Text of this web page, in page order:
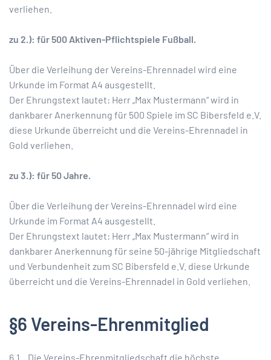
verliehen.
zu 2.): für 500 Aktiven-Pflichtspiele Fußball.
Über die Verleihung der Vereins-Ehrennadel wird eine
Urkunde im Format A4 ausgestellt.
Der Ehrungstext lautet: Herr „Max Mustermann“ wird in
dankbarer Anerkennung für 500 Spiele im SC Bibersfeld e.V.
diese Urkunde überreicht und die Vereins-Ehrennadel in
Gold verliehen.
zu 3.): für 50 Jahre.
Über die Verleihung der Vereins-Ehrennadel wird eine
Urkunde im Format A4 ausgestellt.
Der Ehrungstext lautet: Herr „Max Mustermann“ wird in
dankbarer Anerkennung für seine 50-jährige Mitgliedschaft
und Verbundenheit zum SC Bibersfeld e.V. diese Urkunde
überreicht und die Vereins-Ehrennadel in Gold verliehen.
§6 Vereins-Ehrenmitglied
6.1. Die Vereins-Ehrenmitgliedschaft die höchste